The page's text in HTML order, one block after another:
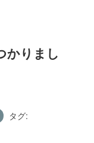
かりまし
タグ: